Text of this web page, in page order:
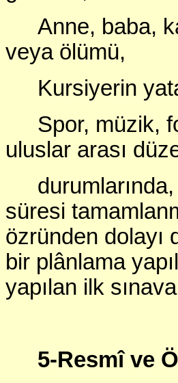
Anne, baba,
veya ölümü,
Kursiyerin
Spor, müzik,
uluslar arası
süresi
özründen dolayı
bir plânlama
yapılan ilk sınava
5-Resmî ve